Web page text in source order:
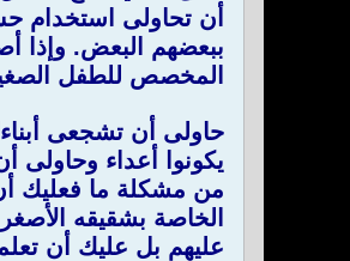
أن تحاولى استخدام
ببعضهم البعض. وإذا
المخصص للطفل
حاولى أن تشجعى
يكونوا أعداء
من مشكلة ما فعليك
الخاصة بشقيقه
عليهم بل عليك أن